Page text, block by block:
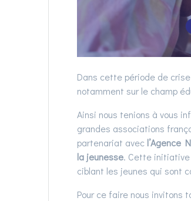
Dans cette période de
notamment sur le champ
Ainsi nous tenions à vous
grandes associations
partenariat avec l’Agence
la jeunesse. Cette initiative
ciblant les jeunes qui sont
Pour ce faire nous invitons